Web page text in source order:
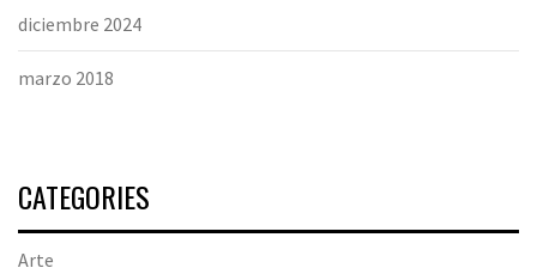
diciembre 2024
marzo 2018
CATEGORIES
Arte